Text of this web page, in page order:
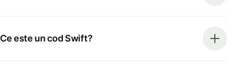
Ce este un cod Swift?